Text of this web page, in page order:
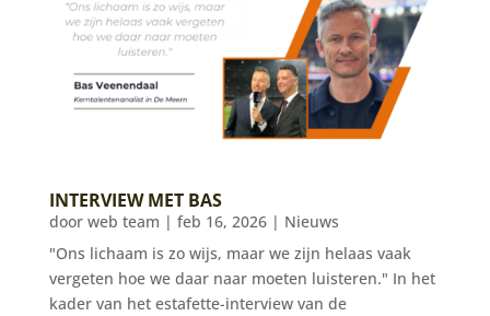
INTERVIEW MET BAS
door web team | feb 16, 2026| Nieuws
"Ons lichaam is zo wijs, maar we zijn helaas vaak
vergeten hoe we daar naar moeten luisteren." In het
kader van het estafette-interview van de